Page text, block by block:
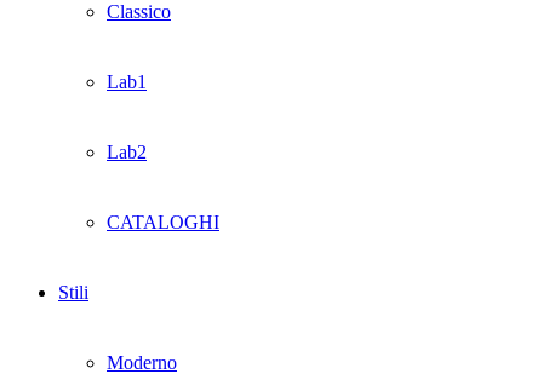
Classico
Lab1
Lab2
CATALOGHI
Stili
Moderno